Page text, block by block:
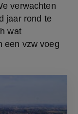
verwachten
jaar rond te
wat
een vzw voeg